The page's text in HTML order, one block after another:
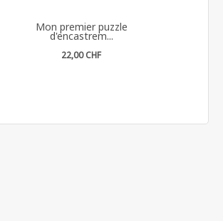
Mon premier puzzle
d'encastrem...
22,00 CHF